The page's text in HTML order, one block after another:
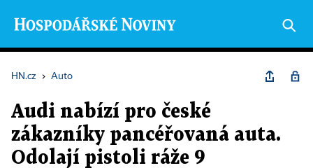
HN.cz › Auto
Audi nabízí pro české
zákazníky pancéřovaná auta.
Odolají pistoli ráže 9